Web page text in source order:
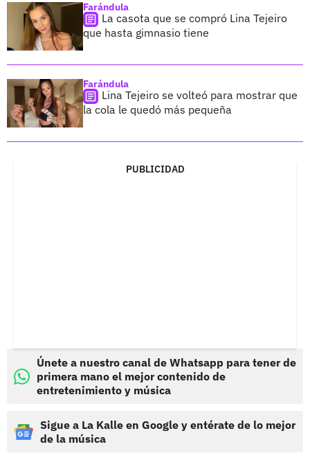
Farándula
La casota que se compró Lina Tejeiro
que hasta gimnasio tiene
Farándula
Lina Tejeiro se volteó para mostrar que
la cola le quedó más pequeña
PUBLICIDAD
Únete a nuestro canal de Whatsapp para tener de
primera mano el mejor contenido de
entretenimiento y música
Sigue a La Kalle en Google y entérate de lo mejor
de la música